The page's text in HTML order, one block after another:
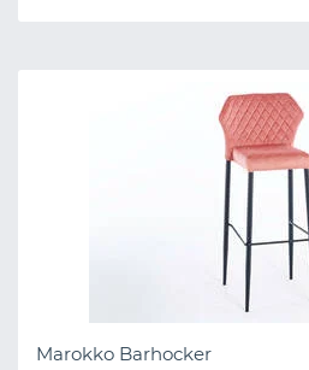
Marokko Barhocker